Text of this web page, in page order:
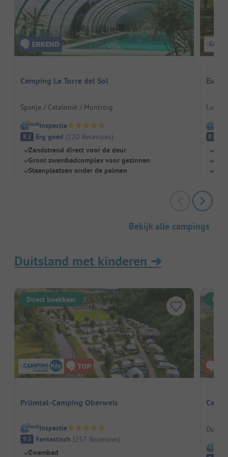
Camping La Torre del Sol
Spanje / Catalonië / Montroig
Inspectie
8.2 Erg goed (120 Recensies)
Zandstrand direct voor de deur
Groot zwembadcomplex voor gezinnen
Staanplaatsen onder de palmen
8.4
Bekijk alle campings
Duitsland met kinderen ➔
Direct boekbaar
Prümtal-Camping Oberweis
Inspectie
9.5 Fantastisch (257 Recensies)
Zwembad